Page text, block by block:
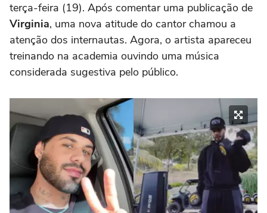
terça-feira (19). Após comentar uma publicação de
Virginia, uma nova atitude do cantor chamou a
atenção dos internautas. Agora, o artista apareceu
treinando na academia ouvindo uma música
considerada sugestiva pelo público.